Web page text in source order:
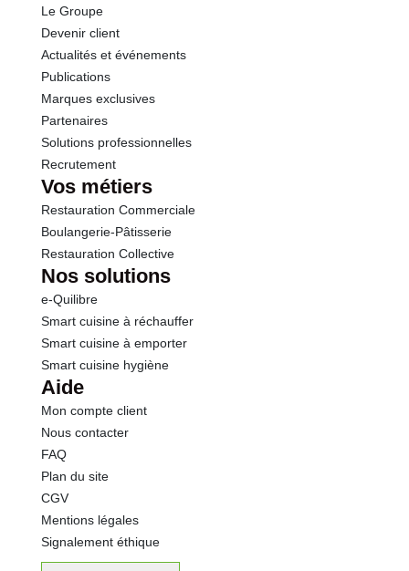
Le Groupe
Devenir client
Actualités et événements
Publications
Marques exclusives
Partenaires
Solutions professionnelles
Recrutement
Vos métiers
Restauration Commerciale
Boulangerie-Pâtisserie
Restauration Collective
Nos solutions
e-Quilibre
Smart cuisine à réchauffer
Smart cuisine à emporter
Smart cuisine hygiène
Aide
Mon compte client
Nous contacter
FAQ
Plan du site
CGV
Mentions légales
Signalement éthique